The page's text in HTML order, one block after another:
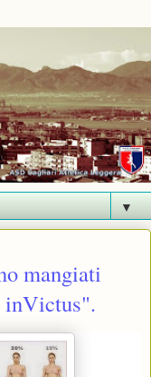
▼
mangiati
inVictus".